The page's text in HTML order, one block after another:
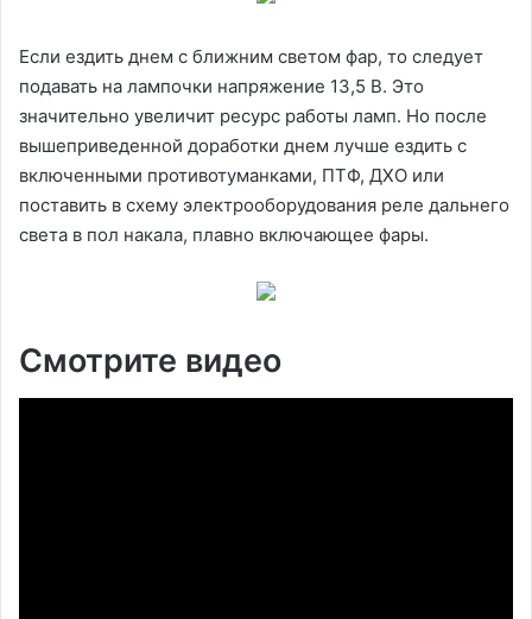
Если ездить днем с ближним светом фар, то следует
подавать на лампочки напряжение 13,5 В. Это
значительно увеличит ресурс работы ламп. Но после
вышеприведенной доработки днем лучше ездить с
включенными противотуманками, ПТФ, ДХО или
поставить в схему электрооборудования реле дальнего
света в пол накала, плавно включающее фары.
Смотрите видео